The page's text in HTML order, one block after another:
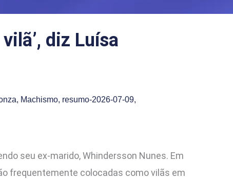
diz Luísa
, Machismo, resumo-2026-07-09,
seu ex-marido, Whindersson Nunes. Em
frequentemente colocadas como vilãs em